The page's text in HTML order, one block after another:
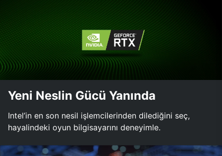
Yeni Neslin Gücü Yanında
Intel’in en son nesil işlemcilerinden dilediğini seç,
hayalindeki oyun bilgisayarını deneyimle.